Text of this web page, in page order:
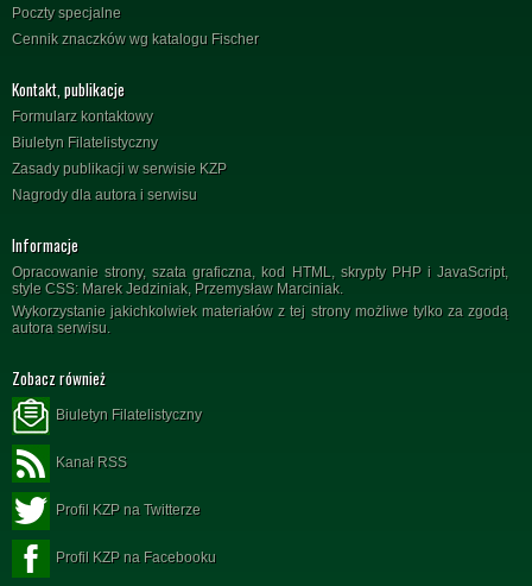
Poczty specjalne
Cennik znaczków wg katalogu Fischer
Kontakt, publikacje
Formularz kontaktowy
Biuletyn Filatelistyczny
Zasady publikacji w serwisie KZP
Nagrody dla autora i serwisu
Informacje
Opracowanie strony, szata graficzna, kod HTML, skrypty PHP i JavaScript,
style CSS: Marek Jedziniak, Przemysław Marciniak.
Wykorzystanie jakichkolwiek materiałów z tej strony możliwe tylko za zgodą
autora serwisu.
Zobacz również
Biuletyn Filatelistyczny
Kanał RSS
Profil KZP na Twitterze
Profil KZP na Facebooku